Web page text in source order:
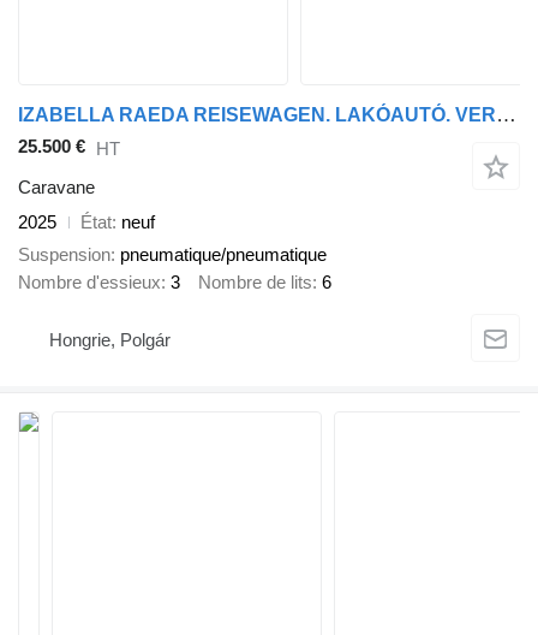
IZABELLA RAEDA REISEWAGEN. LAKÓAUTÓ. VERSENYAUTÓ ÉS LÓSZÁLL
25.500 € HT
Caravane
2025
État neuf
Suspension pneumatique/pneumatique
Nombre d'essieux 3 Nombre de lits 6
Hongrie, Polgár